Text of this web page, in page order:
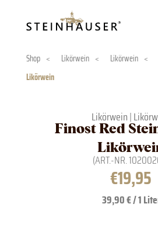
Shop < Likörwein < Likörwein <
Likörwein
Likörwein|
Finost Red
(ART.-NR.
€19,95
39,90 € / 1